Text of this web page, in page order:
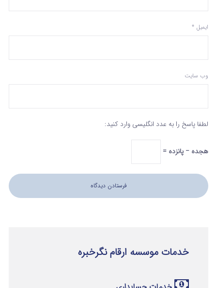
ایمیل *
وب‌ سایت
لطفا پاسخ را به عدد انگلیسی وارد کنید:
هجده − پانزده =
خدمات موسسه ارقام نگرخبره